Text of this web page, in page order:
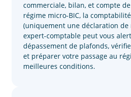
commerciale, bilan, et compte
régime micro-BIC, la
(uniquement une déclaration de
expert-comptable peut vous
dépassement de plafonds,
et préparer votre passage au
meilleures conditions.